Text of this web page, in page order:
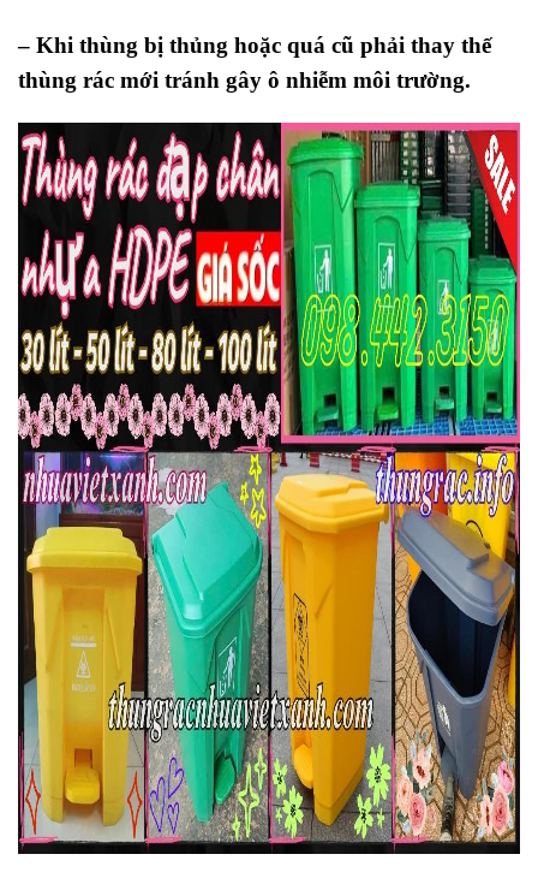
– Khi thùng bị thủng hoặc quá cũ phải thay thế
thùng rác mới tránh gây ô nhiễm môi trường.